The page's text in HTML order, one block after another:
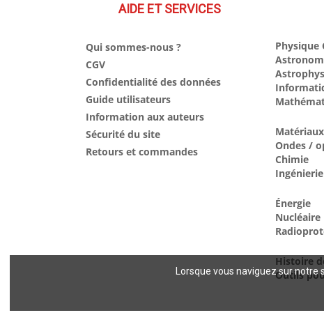
Lorsque vous naviguez sur
AIDE ET SERVICES
Qui sommes-nous ?
CGV
Confidentialité des données
Guide utilisateurs
Information aux auteurs
Sécurité du site
Retours et commandes
Physique
Matériaux
Ondes /
Chimie
Ingénierie
Énergie
Nucléaire
Histoire
Outils